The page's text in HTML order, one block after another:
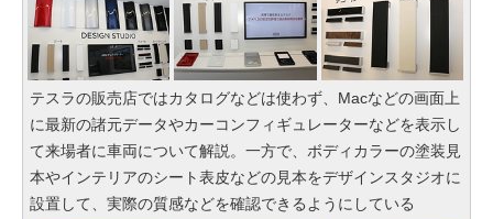
テスラの販売店ではカタログなどは使わず、Macなどの画面上
に最新の諸元データやカーコンフィギュレーターなどを表示し
て来場者に車両について解説。一方で、ボディカラーの塗装見
本やインテリアのシート表皮などの見本をデザインスタジオに
設置して、実際の質感などを確認できるようにしている